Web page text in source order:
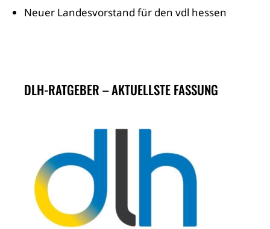
Neuer Landesvorstand für den vdl hessen
DLH-RATGEBER – AKTUELLSTE FASSUNG